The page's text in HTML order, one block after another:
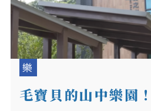
樂
毛寶貝的山中樂園